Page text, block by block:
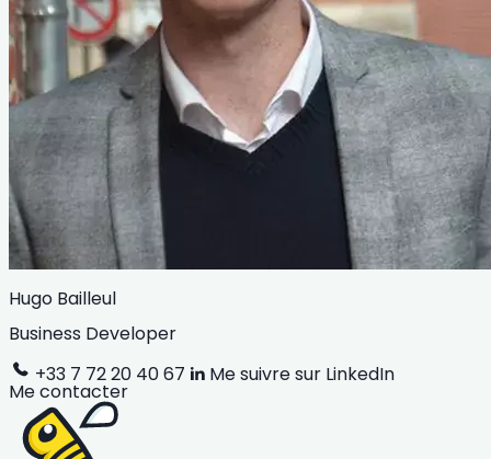
Hugo Bailleul
Business Developer
+33 7 72 20 40 67
Me suivre sur LinkedIn
Me contacter